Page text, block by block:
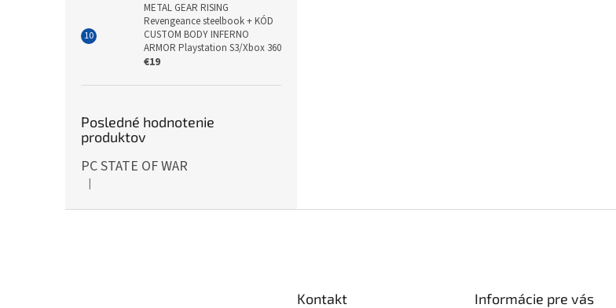
METAL GEAR RISING
Revengeance steelbook + KÓD
CUSTOM BODY INFERNO
ARMOR Playstation S3/Xbox 360
€19
Posledné hodnotenie
produktov
PC STATE OF WAR
Hodnotenie produktu je 5 z 5 hviezdičiek.
|
Kontakt Informácie pre vás